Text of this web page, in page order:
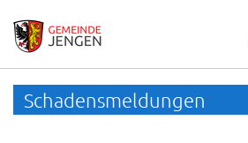
Schadensmeldungen